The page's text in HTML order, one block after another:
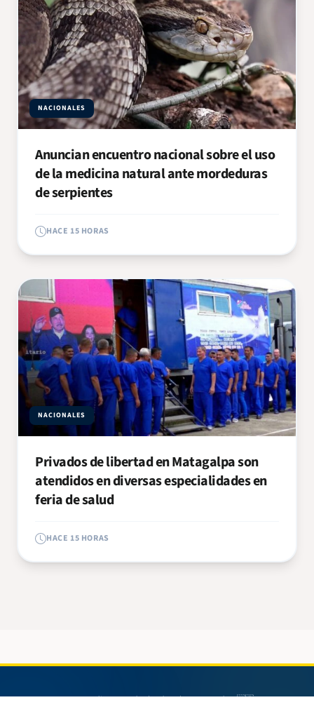
NACIONALES
Anuncian encuentro nacional sobre el uso
de la medicina natural ante mordeduras
de serpientes
HACE 15 HORAS
NACIONALES
Privados de libertad en Matagalpa son
atendidos en diversas especialidades en
feria de salud
HACE 15 HORAS
© 2026 Radio 580. Todos los derechos reservados. 🇳🇮